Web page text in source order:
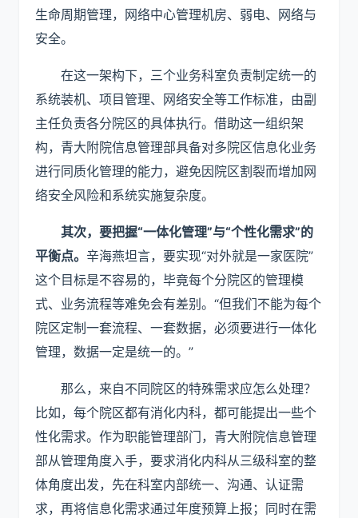
生命周期管理，网络中心管理机房、弱电、网络与
安全。
在这一架构下，三个业务科室负责制定统一的
系统装机、项目管理、网络安全等工作标准，由副
主任负责各分院区的具体执行。借助这一组织架
构，青大附院信息管理部具备对多院区信息化业务
进行同质化管理的能力，避免因院区割裂而增加网
络安全风险和系统实施复杂度。
其次，要把握“一体化管理”与“个性化需求”的
平衡点。 辛海燕坦言，要实现“对外就是一家医院”
这个目标是不容易的，毕竟每个分院区的管理模
式、业务流程等难免会有差别。“但我们不能为每个
院区定制一套流程、一套数据，必须要进行一体化
管理，数据一定是统一的。”
那么，来自不同院区的特殊需求应怎么处理？
比如，每个院区都有消化内科，都可能提出一些个
性化需求。作为职能管理部门，青大附院信息管理
部从管理角度入手，要求消化内科从三级科室的整
体角度出发，先在科室内部统一、沟通、认证需
求，再将信息化需求通过年度预算上报；同时在需